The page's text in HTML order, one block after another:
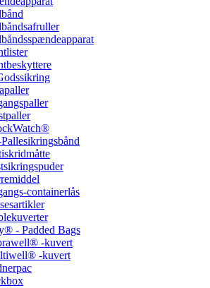
containerlås
- Padded Bags
-kuvert
-kuvert